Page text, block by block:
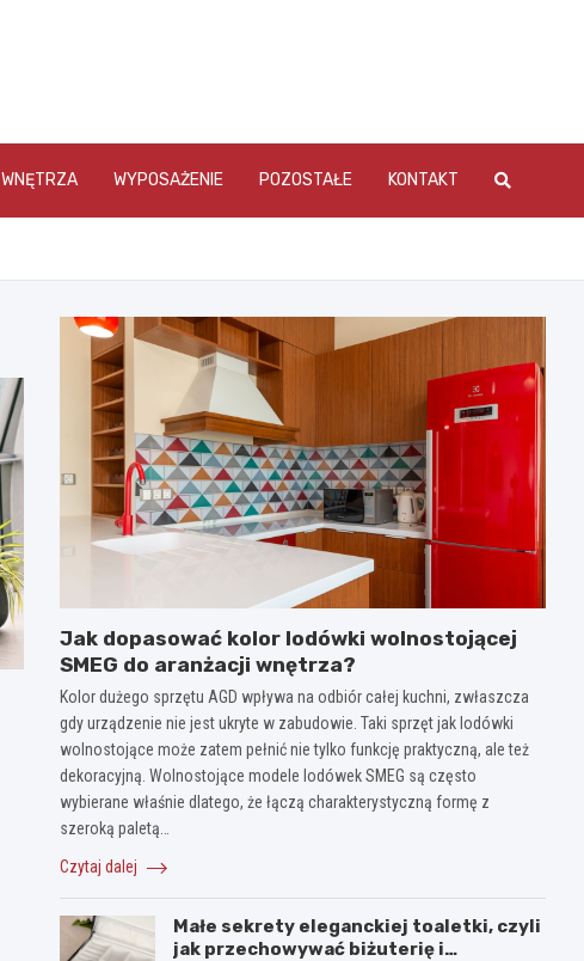
WNĘTRZA WYPOSAŻENIE POZOSTAŁE KONTAKT
Jak dopasować kolor lodówki wolnostojącej
SMEG do aranżacji wnętrza?
Kolor dużego sprzętu AGD wpływa na odbiór całej kuchni, zwłaszcza
gdy urządzenie nie jest ukryte w zabudowie. Taki sprzęt jak lodówki
wolnostojące może zatem pełnić nie tylko funkcję praktyczną, ale też
dekoracyjną. Wolnostojące modele lodówek SMEG są często
wybierane właśnie dlatego, że łączą charakterystyczną formę z
szeroką paletą…
Czytaj dalej
Małe sekrety eleganckiej toaletki, czyli
jak przechowywać biżuterię i